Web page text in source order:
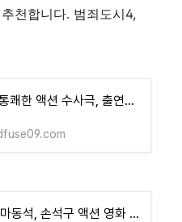
천합니다. 범죄도시4,
범죄도시1: 통쾌한 액션 수사극, 출연진과 실화 기반 리뷰
범죄도시2: 마동석, 손석구 액션 영화 리뷰 및 정보